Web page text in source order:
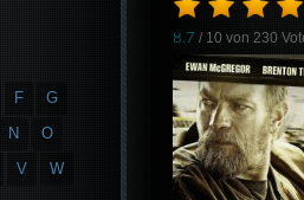
8.7 / 10 von230
F
G
N
O
V
W